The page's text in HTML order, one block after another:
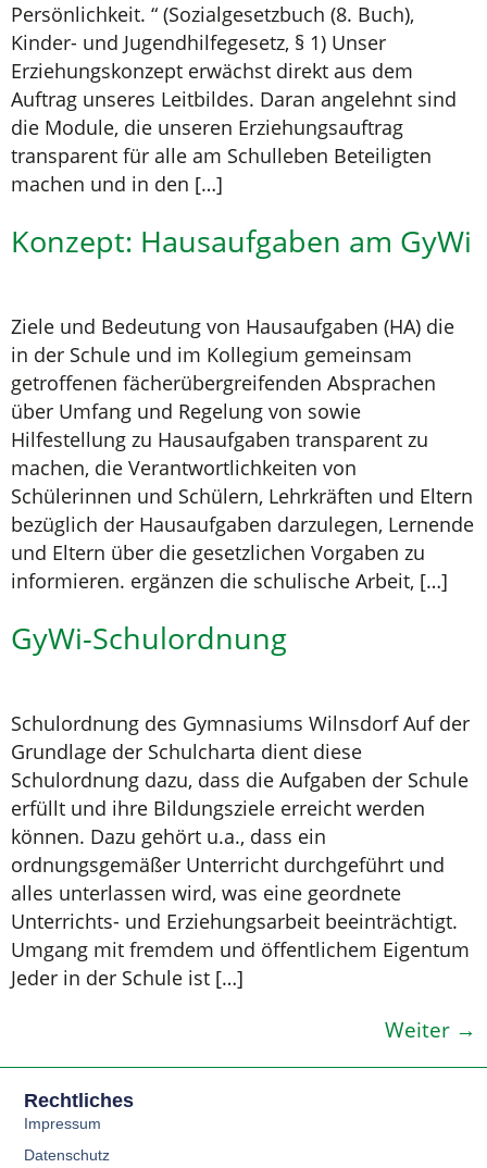
Persönlichkeit. “ (Sozialgesetzbuch (8. Buch),
Kinder- und Jugendhilfegesetz, § 1) Unser
Erziehungskonzept erwächst direkt aus dem
Auftrag unseres Leitbildes. Daran angelehnt sind
die Module, die unseren Erziehungsauftrag
transparent für alle am Schulleben Beteiligten
machen und in den […]
Konzept: Hausaufgaben am GyWi
Ziele und Bedeutung von Hausaufgaben (HA) die
in der Schule und im Kollegium gemeinsam
getroffenen fächerübergreifenden Absprachen
über Umfang und Regelung von sowie
Hilfestellung zu Hausaufgaben transparent zu
machen, die Verantwortlichkeiten von
Schülerinnen und Schülern, Lehrkräften und Eltern
bezüglich der Hausaufgaben darzulegen, Lernende
und Eltern über die gesetzlichen Vorgaben zu
informieren. ergänzen die schulische Arbeit, […]
GyWi-Schulordnung
Schulordnung des Gymnasiums Wilnsdorf Auf der
Grundlage der Schulcharta dient diese
Schulordnung dazu, dass die Aufgaben der Schule
erfüllt und ihre Bildungsziele erreicht werden
können. Dazu gehört u.a., dass ein
ordnungsgemäßer Unterricht durchgeführt und
alles unterlassen wird, was eine geordnete
Unterrichts- und Erziehungsarbeit beeinträchtigt.
Umgang mit fremdem und öffentlichem Eigentum
Jeder in der Schule ist […]
Weiter →
Rechtliches
Impressum
Datenschutz